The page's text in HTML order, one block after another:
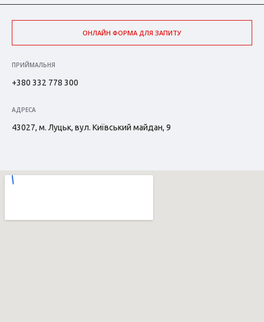
ОНЛАЙН ФОРМА ДЛЯ ЗАПИТУ
ПРИЙМАЛЬНЯ
+380 332 778 300
АДРЕСА
43027, м. Луцьк, вул. Київський майдан, 9